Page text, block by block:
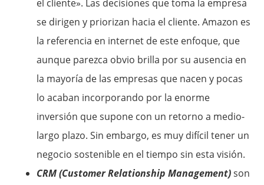
el cliente». Las decisiones que toma la empresa
se dirigen y priorizan hacia el cliente. Amazon es
la referencia en internet de este enfoque, que
aunque parezca obvio brilla por su ausencia en
la mayoría de las empresas que nacen y pocas
lo acaban incorporando por la enorme
inversión que supone con un retorno a medio-
largo plazo. Sin embargo, es muy difícil tener un
negocio sostenible en el tiempo sin esta visión.
CRM (Customer Relationship Management)son